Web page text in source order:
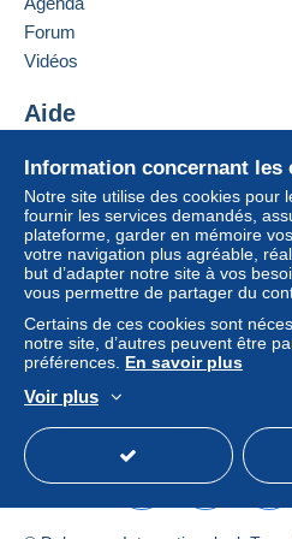
Si les conditions de vente
considérer comme nulles et
conditions de paiement du
que définies dans les
Les achats doivent être
suivant la réception du
vendeur.
A SEGUITO
SCELLERATA E
DECISIONE
ITALIANE , A
MAGGIO 2026
Information concernant les
Notre site utilise des cookies pour
fournir les services demandés,
plateforme, garder en mémoire
votre navigation plus agréable,
but d’adapter notre site à vos
vous permettre de partager du
Certains de ces cookies sont
notre site, d’autres peuvent être
préférences. En savoir plus
Voir plus
Forum
Vidéos
Aide
Acheter sur Delcampe
Vendre sur Delcampe
Un site sécurisé